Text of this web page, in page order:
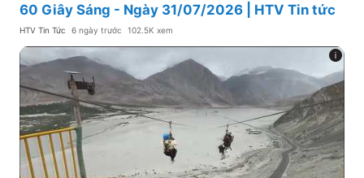
60 Giây Sáng - Ngày 31/07/2026 | HTV Tin tức
HTV Tin Tức 6 ngày trước 102.5K xem